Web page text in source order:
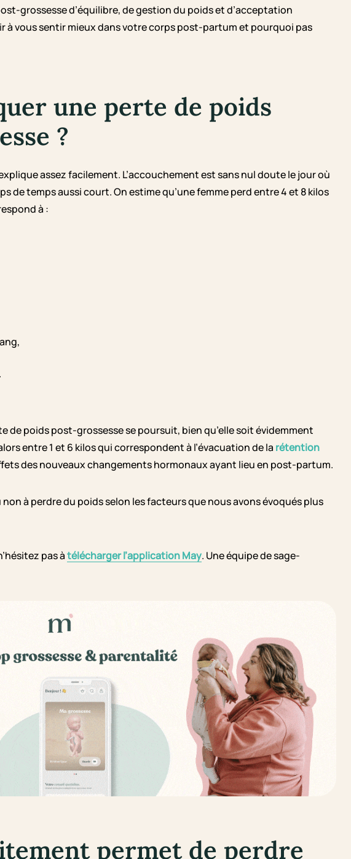
grossesse d’équilibre, de gestion du poids et d’acceptation
à vous sentir mieux dans votre corps post-partum et pourquoi pas
une perte de poids
?
assez facilement. L’accouchement est sans nul doute le jour où
de temps aussi court. On estime qu’une femme perd entre 4 et 8 kilos
à :
de poids post-grossesse se poursuit, bien qu’elle soit évidemment
entre 1 et 6 kilos qui correspondent à l’évacuation de la rétention
des nouveaux changements hormonaux ayant lieu en post-partum.
à perdre du poids selon les facteurs que nous avons évoqués plus
pas àtélécharger l’application May. Une équipe de sage-
permet de perdre